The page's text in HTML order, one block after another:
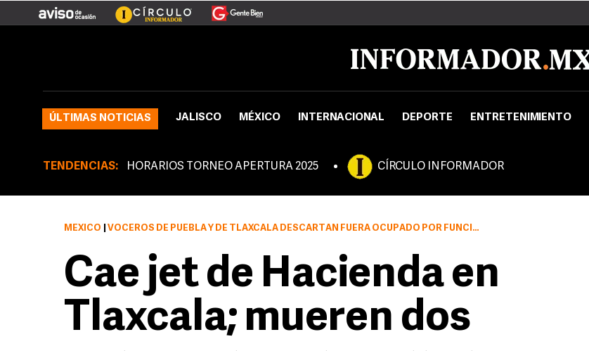
ÚLTIMAS NOTICIAS JALISCO MÉXICO INTERNACIONAL DEPORTE ENTRETENIMIENTO
TENDENCIAS: HORARIOS TORNEO APERTURA 2025 CÍRCULO INFORMADOR
MÉXICO VOCEROS DE PUEBLA Y DE TLAXCALA DESCARTAN FUERA OCUPADO POR FUNCIONARIOS
Cae jet de Hacienda en
Tlaxcala; mueren dos